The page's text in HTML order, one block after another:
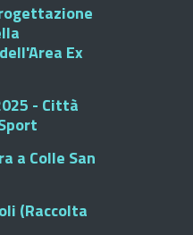
Ex
- Città
a Colle San
(Raccolta